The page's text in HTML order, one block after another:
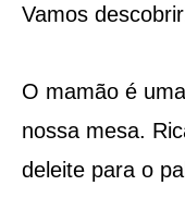
Vamos
O mamão é
nossa mesa.
deleite para o